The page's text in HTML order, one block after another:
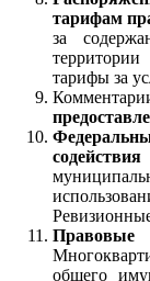
тарифам
за
тарифы за
Правовые
общего